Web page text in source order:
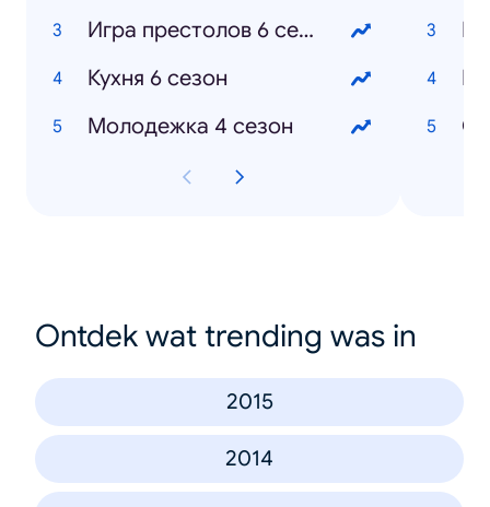
Игра престолов 6 сезон
Кухня 6 сезон
Молодежка 4 сезон
Ontdek wat trending was in
2015
2014